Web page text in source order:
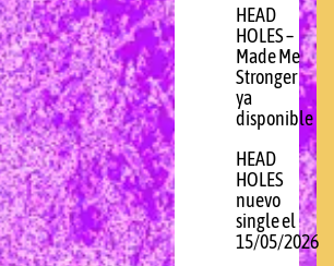
HEAD
HOLES –
Made Me
Stronger
ya
disponible
HEAD
HOLES
nuevo
single el
15/05/2026